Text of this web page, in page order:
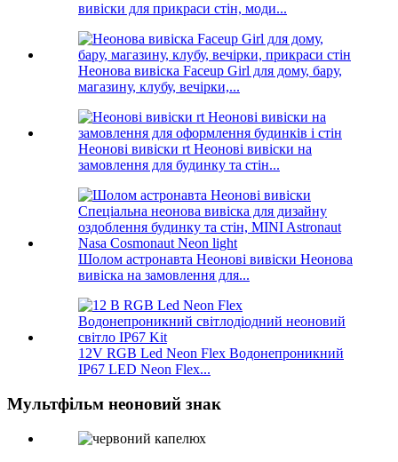
вивіски для прикраси стін, моди...
Неонова вивіска Faceup Girl для дому, бару,
магазину, клубу, вечірки,...
Неонові вивіски rt Неонові вивіски на
замовлення для будинку та стін...
Шолом астронавта Неонові вивіски Неонова
вивіска на замовлення для...
12V RGB Led Neon Flex Водонепроникний
IP67 LED Neon Flex...
Мультфільм неоновий знак